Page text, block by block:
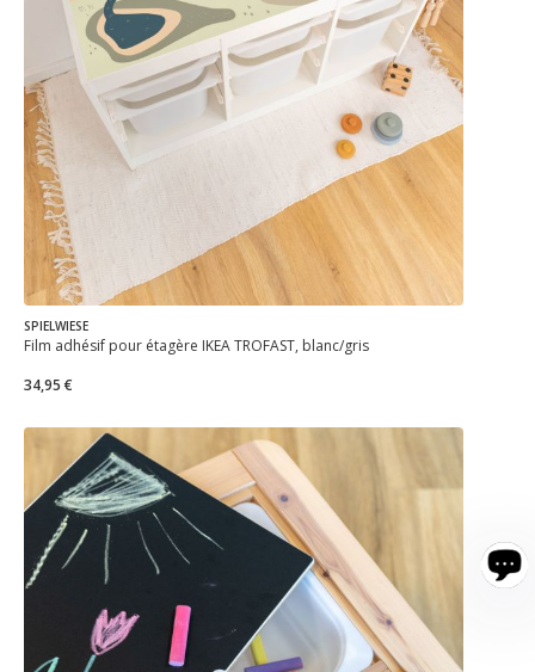
SPIELWIESE
Film adhésif pour étagère IKEA TROFAST, blanc/gris
34,95 €